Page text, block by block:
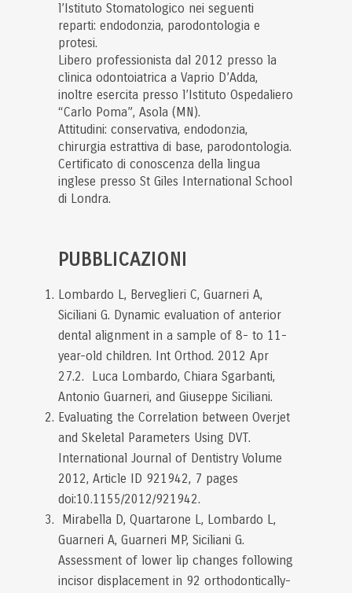
l’Istituto Stomatologico nei seguenti
reparti: endodonzia, parodontologia e
protesi.
Libero professionista dal 2012 presso la
clinica odontoiatrica a Vaprio D’Adda,
inoltre esercita presso l’Istituto Ospedaliero
“Carlo Poma”, Asola (MN).
Attitudini: conservativa, endodonzia,
chirurgia estrattiva di base, parodontologia.
Certificato di conoscenza della lingua
inglese presso St Giles International School
di Londra.
PUBBLICAZIONI
Lombardo L, Berveglieri C, Guarneri A,
Siciliani G. Dynamic evaluation of anterior
dental alignment in a sample of 8- to 11-
year-old children. Int Orthod. 2012 Apr
27.2. Luca Lombardo, Chiara Sgarbanti,
Antonio Guarneri, and Giuseppe Siciliani.
Evaluating the Correlation between Overjet
and Skeletal Parameters Using DVT.
International Journal of Dentistry Volume
2012, Article ID 921942, 7 pages
doi:10.1155/2012/921942.
Mirabella D, Quartarone L, Lombardo L,
Guarneri A, Guarneri MP, Siciliani G.
Assessment of lower lip changes following
incisor displacement in 92 orthodontically-